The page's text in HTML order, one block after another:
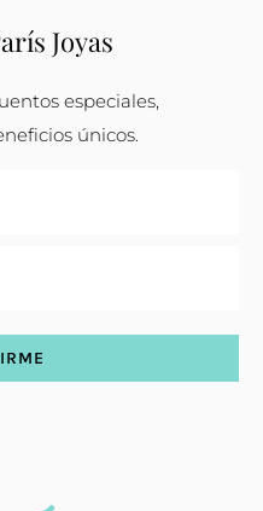
Joyas
especiales,
únicos.